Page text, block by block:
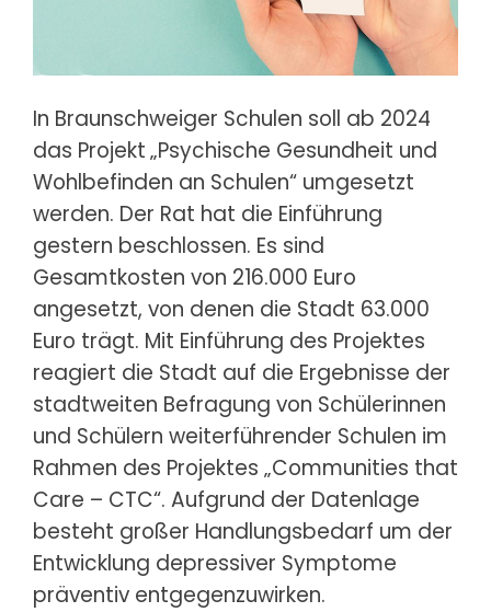
In Braunschweiger Schulen soll ab 2024
das Projekt„Psychische Gesundheit und
Wohlbefinden an Schulen“ umgesetzt
werden. Der Rat hat die Einführung
gestern beschlossen. Es sind
Gesamtkosten von 216.000 Euro
angesetzt, von denen die Stadt 63.000
Euro trägt. Mit Einführung des Projektes
reagiert die Stadt auf die Ergebnisse der
stadtweiten Befragung von Schülerinnen
und Schülern weiterführender Schulen im
Rahmen des Projektes „Communities that
Care – CTC“. Aufgrund der Datenlage
besteht großer Handlungsbedarf um der
Entwicklung depressiver Symptome
präventiv entgegenzuwirken.